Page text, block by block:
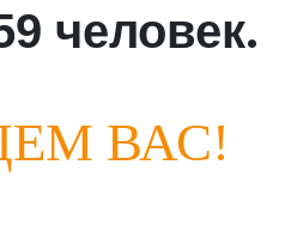
человек.
ВАС!